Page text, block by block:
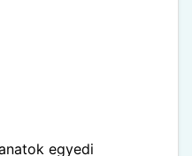
egyedi